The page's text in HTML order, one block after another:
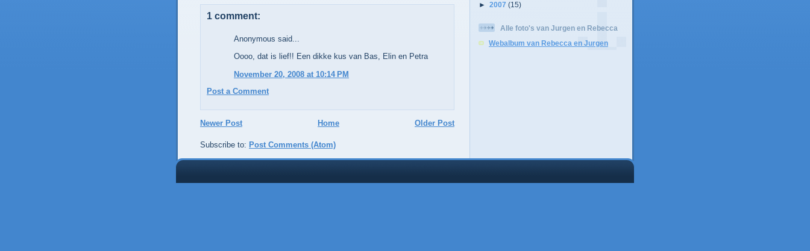
1 comment:
Anonymous said...
Oooo, dat is lief!! Een dikke kus van Bas, Elin en Petra
November 20, 2008 at 10:14 PM
Post a Comment
Newer Post Older Post
Home
Subscribe to: Post Comments (Atom)
► 2007 (15)
Alle foto's van Jurgen en Rebecca
Webalbum van Rebecca en Jurgen